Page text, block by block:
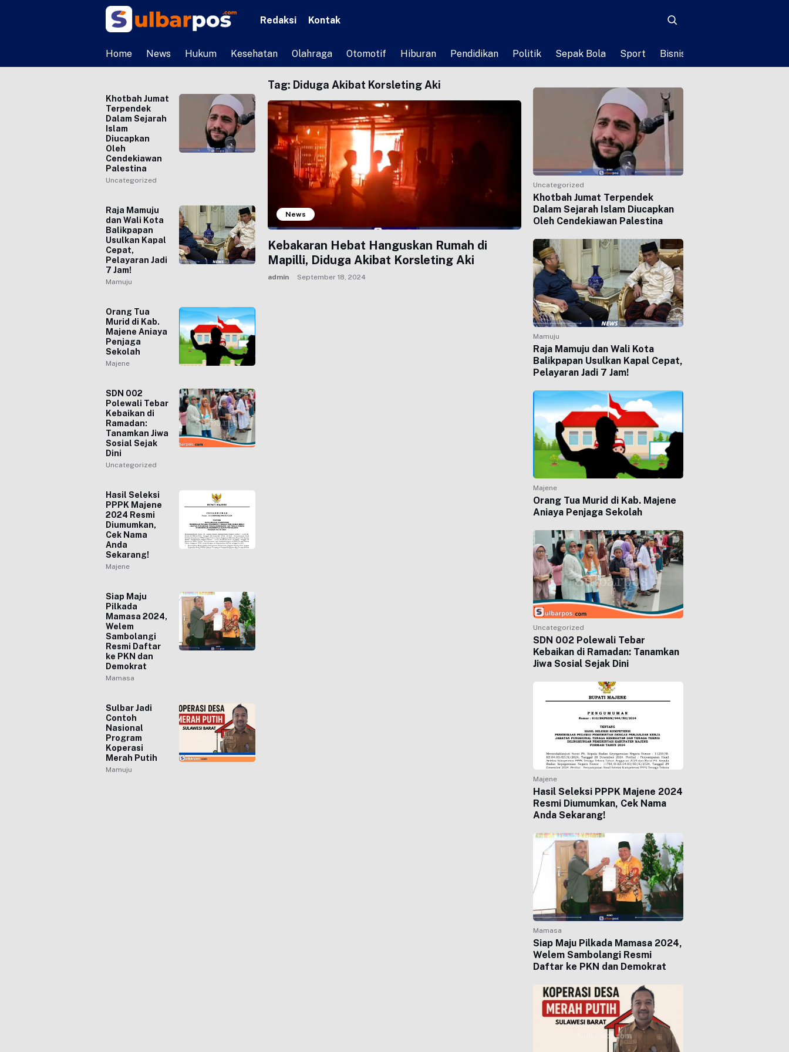
Redaksi Kontak
Home News Hukum Kesehatan Olahraga Otomotif Hiburan Pendidikan Politik Sepak Bola Sport Bisnis
Khotbah Jumat
Terpendek
Dalam Sejarah
Islam
Diucapkan
Oleh
Cendekiawan
Palestina
Uncategorized
Raja Mamuju
dan Wali Kota
Balikpapan
Usulkan Kapal
Cepat,
Pelayaran Jadi
7 Jam!
Mamuju
Orang Tua
Murid di Kab.
Majene Aniaya
Penjaga
Sekolah
Majene
SDN 002
Polewali Tebar
Kebaikan di
Ramadan:
Tanamkan Jiwa
Sosial Sejak
Dini
Uncategorized
Hasil Seleksi
PPPK Majene
2024 Resmi
Diumumkan,
Cek Nama
Anda
Sekarang!
Majene
Siap Maju
Pilkada
Mamasa 2024,
Welem
Sambolangi
Resmi Daftar
ke PKN dan
Demokrat
Mamasa
Sulbar Jadi
Contoh
Nasional
Program
Koperasi
Merah Putih
Mamuju
Tag: Diduga Akibat Korsleting Aki
News
Kebakaran Hebat Hanguskan Rumah di
Mapilli, Diduga Akibat Korsleting Aki
admin September 18, 2024
Uncategorized
Khotbah Jumat Terpendek
Dalam Sejarah Islam Diucapkan
Oleh Cendekiawan Palestina
Mamuju
Raja Mamuju dan Wali Kota
Balikpapan Usulkan Kapal Cepat,
Pelayaran Jadi 7 Jam!
Majene
Orang Tua Murid di Kab. Majene
Aniaya Penjaga Sekolah
Uncategorized
SDN 002 Polewali Tebar
Kebaikan di Ramadan: Tanamkan
Jiwa Sosial Sejak Dini
Majene
Hasil Seleksi PPPK Majene 2024
Resmi Diumumkan, Cek Nama
Anda Sekarang!
Mamasa
Siap Maju Pilkada Mamasa 2024,
Welem Sambolangi Resmi
Daftar ke PKN dan Demokrat